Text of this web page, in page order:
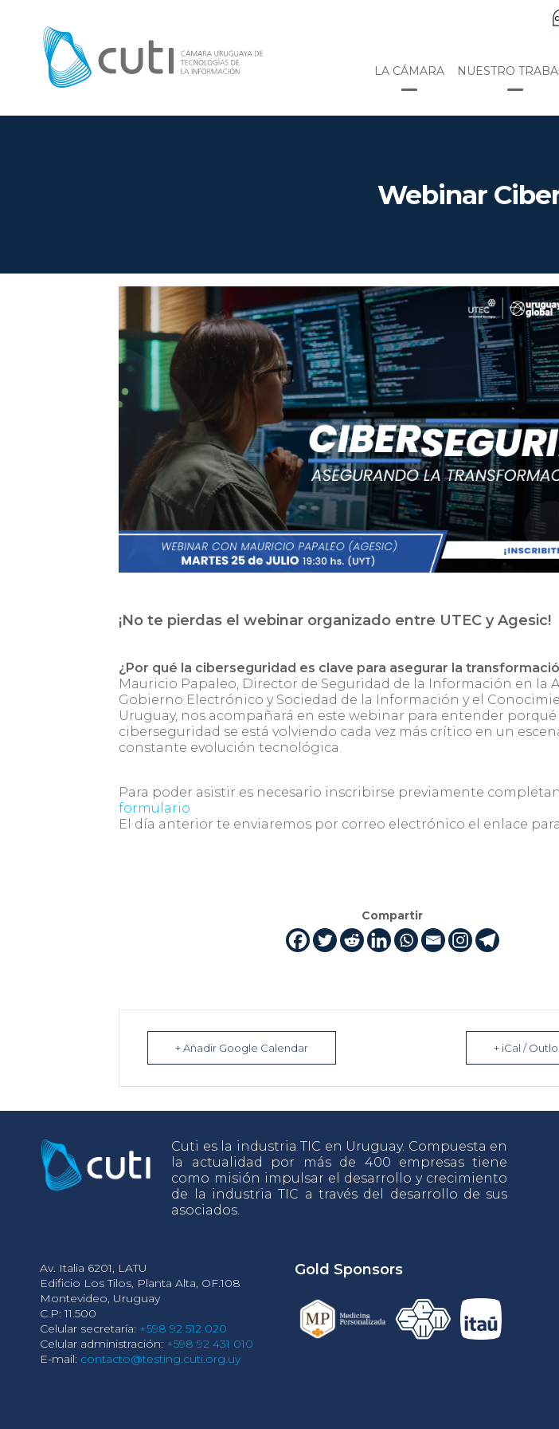
LA CÁMARA NUESTRO
Webinar
¡No te pierdas el webinar organizado entre UTEC y Agesic!
¿Por qué la ciberseguridad es clave para asegurar la
Mauricio Papaleo, Director de Seguridad de la Información en la
Gobierno Electrónico y Sociedad de la Información y el
Uruguay, nos acompañará en este webinar para entender porqué
ciberseguridad se está volviendo cada vez más crítico en un
constante evolución tecnológica.
Para poder asistir es necesario inscribirse previamente
formulario
El día anterior te enviaremos por correo electrónico el enlace
Compartir
+ Añadir Google Calendar + iCal /
Cuti es la industria TIC en Uruguay. Compuesta en
la actualidad por más de 400 empresas tiene
como misión impulsar el desarrollo y crecimiento
de la industria TIC a través del desarrollo de sus
asociados.
Av. Italia 6201, LATU
Edificio Los Tilos, Planta Alta, OF.108
Montevideo, Uruguay
C.P: 11.500
Celular secretaría: +598 92 512 020
Celular administración: +598 92 431 010
E-mail: contacto@testing.cuti.org.uy
Gold Sponsors